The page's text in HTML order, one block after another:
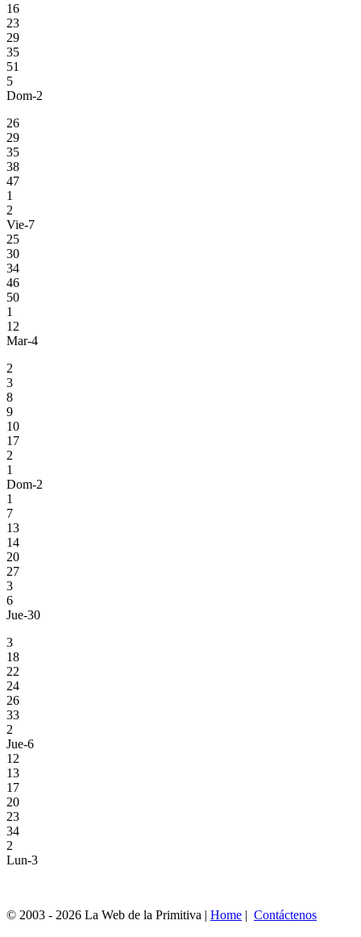
16
23
29
35
51
5
Dom-2
26
29
35
38
47
1
2
Vie-7
25
30
34
46
50
1
12
Mar-4
2
3
8
9
10
17
2
1
Dom-2
1
7
13
14
20
27
3
6
Jue-30
3
18
22
24
26
33
2
Jue-6
12
13
17
20
23
34
2
Lun-3
© 2003 - 2026 La Web de la Primitiva | Home | Contáctenos